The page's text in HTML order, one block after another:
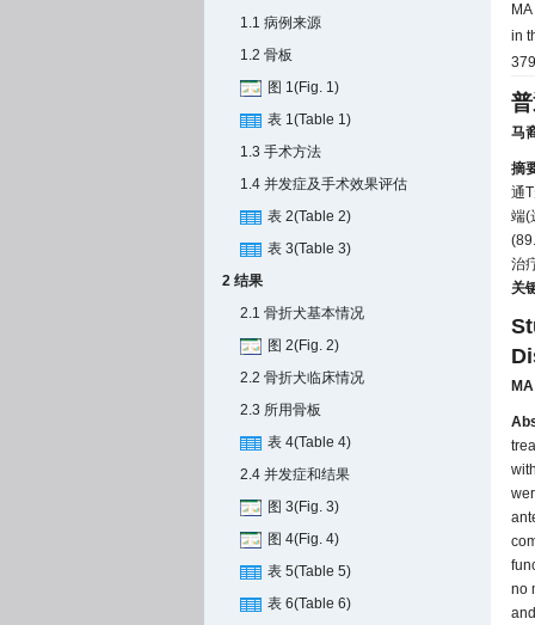
1.1 病例来源
1.2 骨板
图 1(Fig. 1)
表 1(Table 1)
1.3 手术方法
1.4 并发症及手术效果评估
表 2(Table 2)
表 3(Table 3)
2 结果
2.1 骨折犬基本情况
图 2(Fig. 2)
2.2 骨折犬临床情况
2.3 所用骨板
表 4(Table 4)
2.4 并发症和结果
图 3(Fig. 3)
图 4(Fig. 4)
表 5(Table 5)
表 6(Table 6)
in
马
摘
通
端(
治
关
no